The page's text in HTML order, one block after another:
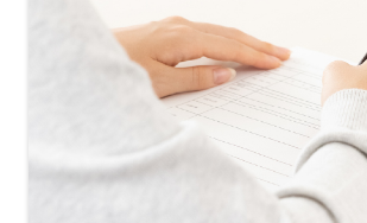
the
link
below
(start
automatic